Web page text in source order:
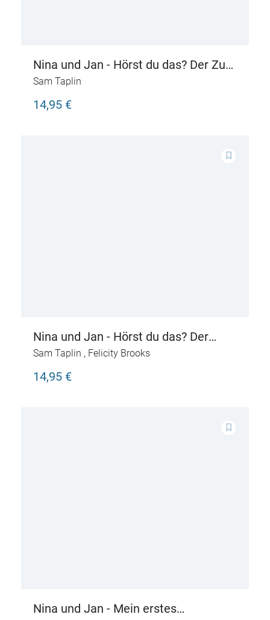
Nina und Jan - Hörst du das? Der Zug
kommt
Sam Taplin
14,95 €
Nina und Jan - Hörst du das? Der
Bauernhof
Sam Taplin , Felicity Brooks
14,95 €
Nina und Jan - Mein erstes